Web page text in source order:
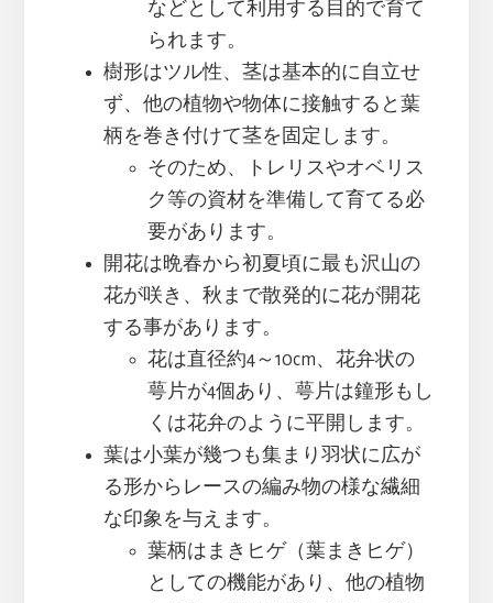
などとして利用する目的で育て
られます。
樹形はツル性、茎は基本的に自立せ
ず、他の植物や物体に接触すると葉
柄を巻き付けて茎を固定します。
そのため、トレリスやオベリス
ク等の資材を準備して育てる必
要があります。
開花は晩春から初夏頃に最も沢山の
花が咲き、秋まで散発的に花が開花
する事があります。
花は直径約4～10cm、花弁状の
萼片が4個あり、萼片は鐘形もし
くは花弁のように平開します。
葉は小葉が幾つも集まり羽状に広が
る形からレースの編み物の様な繊細
な印象を与えます。
葉柄はまきヒゲ（葉まきヒゲ）
としての機能があり、他の植物